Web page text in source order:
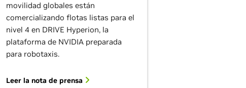
movilidad globales están
comercializando flotas listas para el
nivel 4 en DRIVE Hyperion, la
plataforma de NVIDIA preparada
para robotaxis.
Leer la nota de prensa